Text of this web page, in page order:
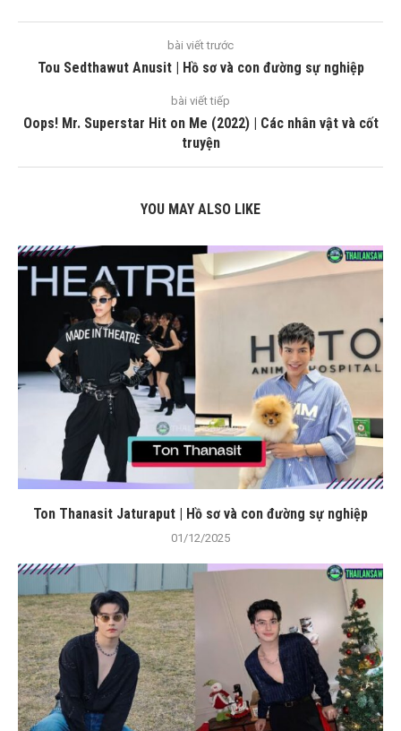
bài viết trước
Tou Sedthawut Anusit | Hồ sơ và con đường sự nghiệp
bài viết tiếp
Oops! Mr. Superstar Hit on Me (2022) | Các nhân vật và cốt
truyện
YOU MAY ALSO LIKE
Ton Thanasit Jaturaput | Hồ sơ và con đường sự nghiệp
01/12/2025